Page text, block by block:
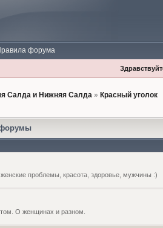
форума
Салда и Нижняя Салда» Красный уголок
проблемы, красота, здоровье, мужчины :)
О женщинах и разном.